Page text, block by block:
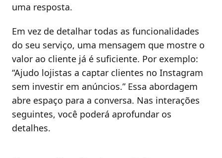
uma resposta.
Em vez de detalhar todas as funcionalidades
do seu serviço, uma mensagem que mostre o
valor ao cliente já é suficiente. Por exemplo:
“Ajudo lojistas a captar clientes no Instagram
sem investir em anúncios.” Essa abordagem
abre espaço para a conversa. Nas interações
seguintes, você poderá aprofundar os
detalhes.